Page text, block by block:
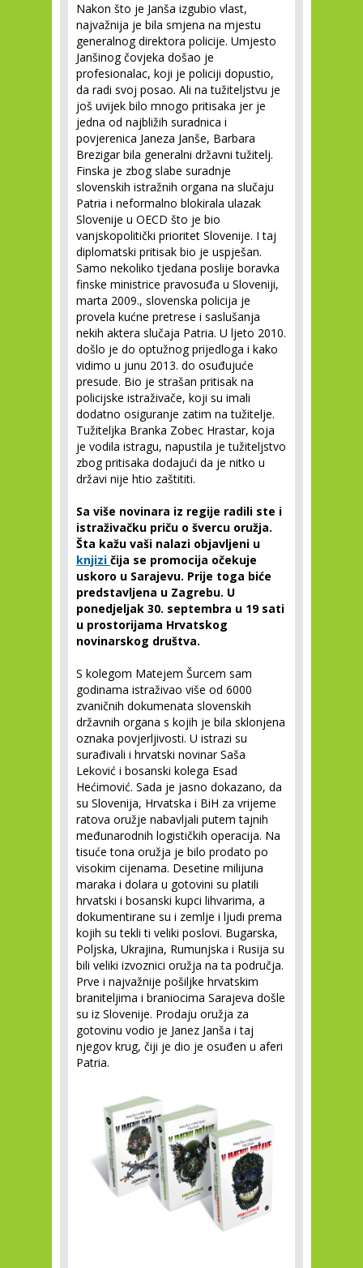
Nakon što je Janša izgubio vlast,
najvažnija je bila smjena na mjestu
generalnog direktora policije. Umjesto
Janšinog čovjeka došao je
profesionalac, koji je policiji dopustio,
da radi svoj posao. Ali na tužiteljstvu je
još uvijek bilo mnogo pritisaka jer je
jedna od najbližih suradnica i
povjerenica Janeza Janše, Barbara
Brezigar bila generalni državni tužitelj.
Finska je zbog slabe suradnje
slovenskih istražnih organa na slučaju
Patria i neformalno blokirala ulazak
Slovenije u OECD što je bio
vanjskopolitički prioritet Slovenije. I taj
diplomatski pritisak bio je uspješan.
Samo nekoliko tjedana poslije boravka
finske ministrice pravosuđa u Sloveniji,
marta 2009., slovenska policija je
provela kućne pretrese i saslušanja
nekih aktera slučaja Patria. U ljeto 2010.
došlo je do optužnog prijedloga i kako
vidimo u junu 2013. do osuđujuće
presude. Bio je strašan pritisak na
policijske istraživače, koji su imali
dodatno osiguranje zatim na tužitelje.
Tužiteljka Branka Zobec Hrastar, koja
je vodila istragu, napustila je tužiteljstvo
zbog pritisaka dodajući da je nitko u
državi nije htio zaštititi.
Sa više novinara iz regije radili ste i
istraživačku priču o švercu oružja.
Šta kažu vaši nalazi objavljeni u
knjizi čija se promocija očekuje
uskoro u Sarajevu. Prije toga biće
predstavljena u Zagrebu. U
ponedjeljak 30. septembra u 19 sati
u prostorijama Hrvatskog
novinarskog društva.
S kolegom Matejem Šurcem sam
godinama istraživao više od 6000
zvaničnih dokumenata slovenskih
državnih organa s kojih je bila sklonjena
oznaka povjerljivosti. U istrazi su
surađivali i hrvatski novinar Saša
Leković i bosanski kolega Esad
Hećimović. Sada je jasno dokazano, da
su Slovenija, Hrvatska i BiH za vrijeme
ratova oružje nabavljali putem tajnih
međunarodnih logističkih operacija. Na
tisuće tona oružja je bilo prodato po
visokim cijenama. Desetine milijuna
maraka i dolara u gotovini su platili
hrvatski i bosanski kupci lihvarima, a
dokumentirane su i zemlje i ljudi prema
kojih su tekli ti veliki poslovi. Bugarska,
Poljska, Ukrajina, Rumunjska i Rusija su
bili veliki izvoznici oružja na ta područja.
Prve i najvažnije pošiljke hrvatskim
braniteljima i braniocima Sarajeva došle
su iz Slovenije. Prodaju oružja za
gotovinu vodio je Janez Janša i taj
njegov krug, čiji je dio je osuđen u aferi
Patria.